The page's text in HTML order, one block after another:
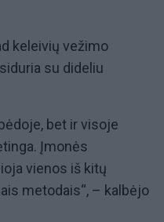
keleivių vežimo
su dideliu
bet ir visoje
Įmonės
vienos iš kitų
metodais“, – kalbėjo